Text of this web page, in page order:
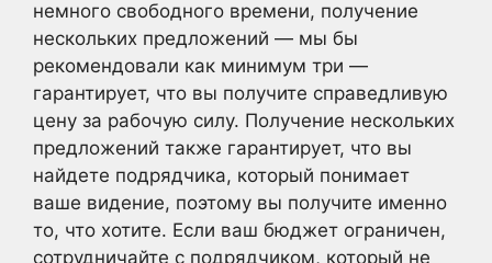
немного свободного времени, получение
нескольких предложений — мы бы
рекомендовали как минимум три —
гарантирует, что вы получите справедливую
цену за рабочую силу. Получение нескольких
предложений также гарантирует, что вы
найдете подрядчика, который понимает
ваше видение, поэтому вы получите именно
то, что хотите. Если ваш бюджет ограничен,
сотрудничайте с подрядчиком, который не